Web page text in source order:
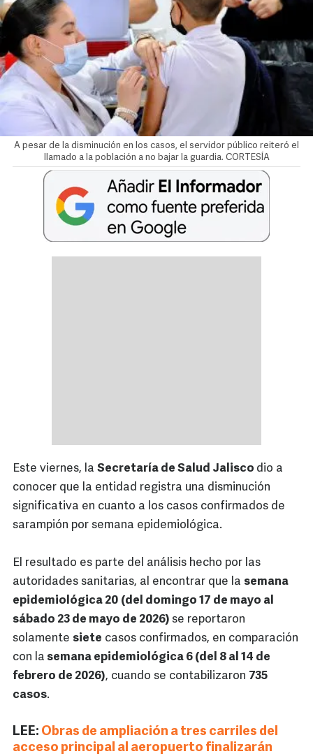
A pesar de la disminución en los casos, el servidor público reiteró el
llamado a la población a no bajar la guardia. CORTESÍA
Este viernes, la Secretaría de Salud Jalisco dio a
conocer que la entidad registra una disminución
significativa en cuanto a los casos confirmados de
sarampión por semana epidemiológica.
El resultado es parte del análisis hecho por las
autoridades sanitarias, al encontrar que la semana
epidemiológica 20 (del domingo 17 de mayo al
sábado 23 de mayo de 2026) se reportaron
solamente siete casos confirmados, en comparación
con la semana epidemiológica 6 (del 8 al 14 de
febrero de 2026), cuando se contabilizaron 735
casos.
LEE: Obras de ampliación a tres carriles del
acceso principal al aeropuerto finalizarán